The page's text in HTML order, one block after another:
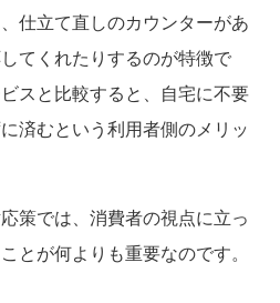
仕立て直しのカウンターがあ
てくれたりするのが特徴で
スと比較すると、自宅に不要
済むという利用者側のメリッ
策では、消費者の視点に立っ
とが何よりも重要なのです。